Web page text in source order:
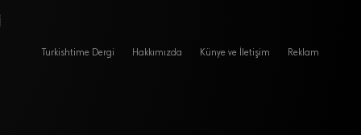
Turkishtime Dergi Hakkımızda Künye ve İletişim Reklam